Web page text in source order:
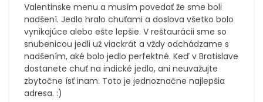
Valentinske menu a musím povedať že sme boli
nadšení. Jedlo hralo chuťami a doslova všetko bolo
vynikajúce alebo ešte lepšie. V reštaurácii sme so
snubenicou jedli už viackrát a vždy odchádzame s
nadšením, aké bolo jedlo perfektné. Keď v Bratislave
dostanete chuť na indické jedlo, ani neuvažujte
zbytočne ísť inam. Toto je jednoznačne najlepšia
adresa. :)